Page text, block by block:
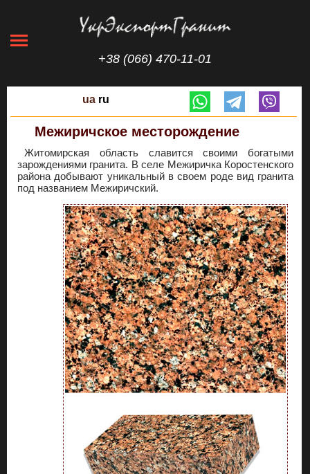
+38 (066) 470-11-01
ua ru
Межиричское месторождение
Житомирская область славится своими богатыми
зарождениями гранита. В селе Межиричка Коростенского
района добывают уникальный в своем роде вид гранита
под названием Межиричский.